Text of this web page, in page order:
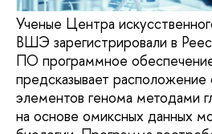
Ученые Центра
ВШЭ зарегистрировали в
ПО программное
предсказывает расположение
элементов генома методами
на основе омиксных данных